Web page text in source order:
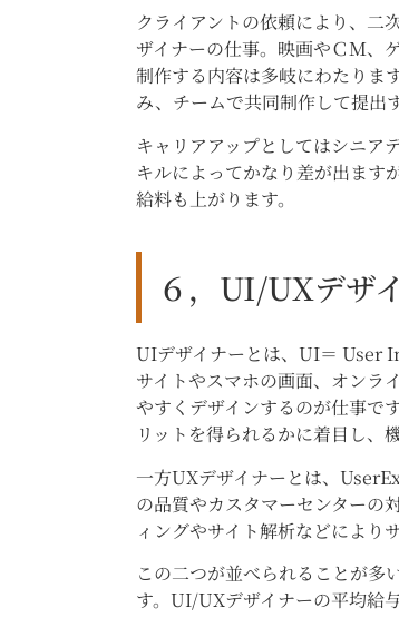
クライアントの依頼により、二
ザイナーの仕事。映画やＣＭ、
制作する内容は多岐にわたりま
み、チームで共同制作して提出
キャリアアップとしてはシニア
キルによってかなり差が出ます
給料も上がります。
６，UI/UXデザ
UIデザイナーとは、UI＝ User
サイトやスマホの画面、オンラ
やすくデザインするのが仕事で
リットを得られるかに着目し、
一方UXデザイナーとは、
の品質やカスタマーセンターの
ィングやサイト解析などにより
この二つが並べられることが多
す。UI/UXデザイナーの平均給